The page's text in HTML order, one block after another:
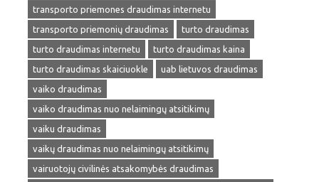
transporto priemones draudimas internetu
transporto priemonių draudimas
turto draudimas
turto draudimas internetu
turto draudimas kaina
turto draudimas skaiciuokle
uab lietuvos draudimas
vaiko draudimas
vaiko draudimas nuo nelaimingų atsitikimų
vaiku draudimas
vaikų draudimas nuo nelaimingų atsitikimų
vairuotojų civilinės atsakomybės draudimas